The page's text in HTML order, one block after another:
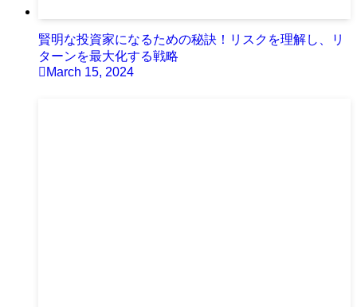
賢明な投資家になるための秘訣！リスクを理解し、リ
ターンを最大化する戦略
March 15, 2024